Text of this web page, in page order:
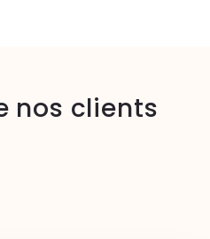
nos clients